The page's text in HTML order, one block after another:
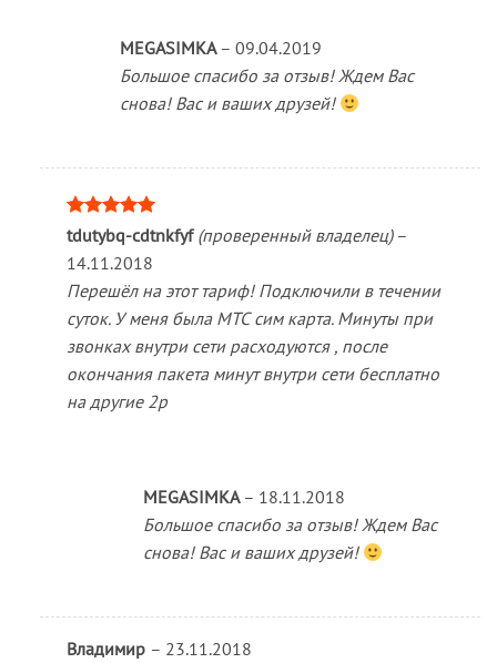
MEGASIMKA – 09.04.2019
Большое спасибо за отзыв! Ждем Вас
снова! Вас и ваших друзей!
Оценка5
из 5
tdutybq-cdtnkfyf (проверенный владелец) –
14.11.2018
Перешёл на этот тариф! Подключили в течении
суток. У меня была МТС сим карта. Минуты при
звонках внутри сети расходуются , после
окончания пакета минут внутри сети бесплатно
на другие 2р
MEGASIMKA – 18.11.2018
Большое спасибо за отзыв! Ждем Вас
снова! Вас и ваших друзей!
Владимир – 23.11.2018